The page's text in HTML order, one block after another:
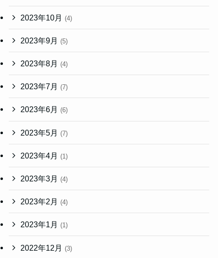
2023年10月 (4)
2023年9月 (5)
2023年8月 (4)
2023年7月 (7)
2023年6月 (6)
2023年5月 (7)
2023年4月 (1)
2023年3月 (4)
2023年2月 (4)
2023年1月 (1)
2022年12月 (3)